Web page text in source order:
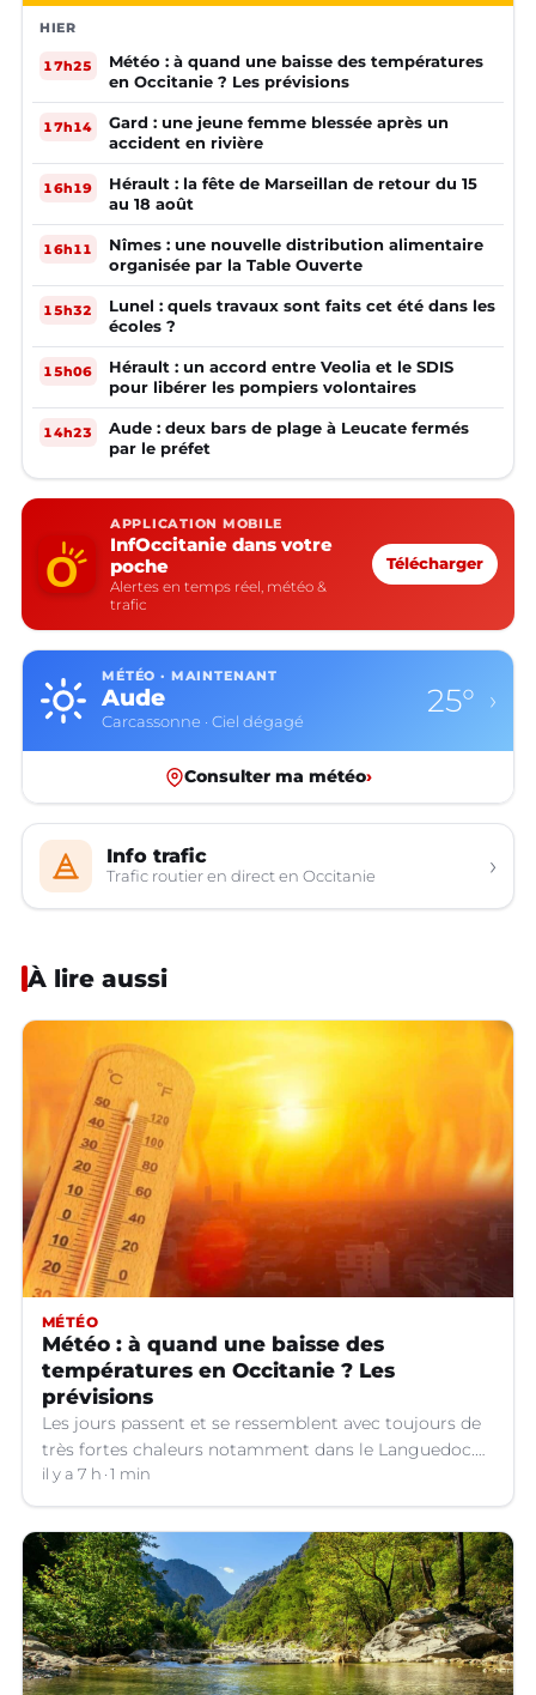
HIER
17h25
Météo : à quand une baisse des températures
en Occitanie ? Les prévisions
17h14
Gard : une jeune femme blessée après un
accident en rivière
16h19
Hérault : la fête de Marseillan de retour du 15
au 18 août
16h11
Nîmes : une nouvelle distribution alimentaire
organisée par la Table Ouverte
15h32
Lunel : quels travaux sont faits cet été dans les
écoles ?
15h06
Hérault : un accord entre Veolia et le SDIS
pour libérer les pompiers volontaires
14h23
Aude : deux bars de plage à Leucate fermés
par le préfet
APPLICATION MOBILE
InfOccitanie dans votre
poche
Alertes en temps réel, météo &
trafic
Télécharger
MÉTÉO · MAINTENANT
Aude
Carcassonne · Ciel dégagé
25° ›
Consulter ma météo›
Info trafic
Trafic routier en direct en Occitanie ›
À lire aussi
MÉTÉO
Météo : à quand une baisse des
températures en Occitanie ? Les
prévisions
Les jours passent et se ressemblent avec toujours de
très fortes chaleurs notamment dans le Languedoc.
Jusqu’à quand ?
il y a 7 h 1 min